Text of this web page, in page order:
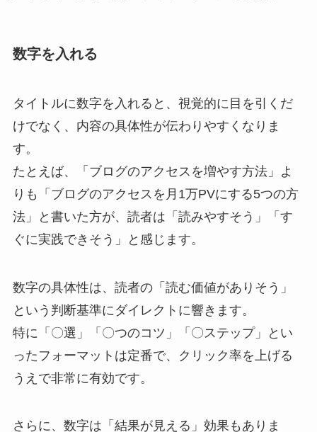
数字を入れる
タイトルに数字を入れると、視覚的に目を引くだ
けでなく、内容の具体性が伝わりやすくなりま
す。
たとえば、「ブログのアクセスを増やす方法」よ
りも「ブログのアクセスを月1万PVにする5つの方
法」と書いた方が、読者は「読みやすそう」「す
ぐに実践できそう」と感じます。
数字の具体性は、読者の「読む価値がありそう」
という判断基準にダイレクトに響きます。
特に「〇選」「〇つのコツ」「〇ステップ」とい
ったフォーマットは定番で、クリック率を上げる
うえで非常に有効です。
さらに、数字は「結果が見える」効果もありま